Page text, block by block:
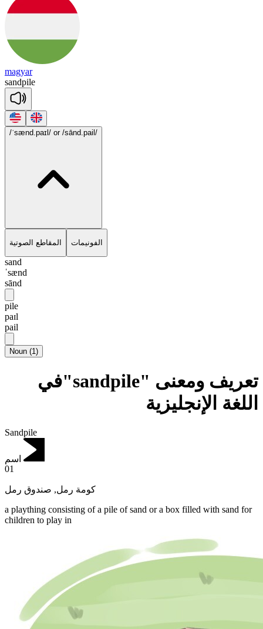
magyar
sandpile
/ˈsænd.paɪl/ or /sānd.pail/
المقاطع الصوتية الفونيمات
sand
ˈsænd
sānd
pile
paɪl
pail
Noun (1)
تعريف ومعنى "sandpile"في
اللغة الإنجليزية
Sandpile
اسم
01
كومة رمل, صندوق رمل
a plaything consisting of a pile of sand or a box filled with sand for
children to play in